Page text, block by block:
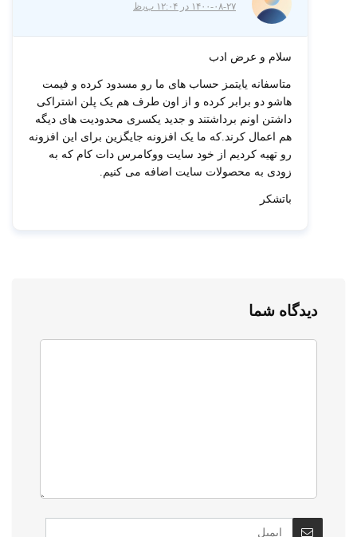
۱۴۰۰-۰۸-۲۷ در ۱۲:۰۴ ب٫ظ
سلام و عرض ادب
متاسفانه یایتمز حساب های ما رو مسدود کرده و فیمت
هاشو دو برابر کرده و از اون طرف هم یک پلن اشتراکی
داشتن اونم برداشتند و جدید یکسری محدودیت های دیگه
هم اعمال کرند.که ما یک افزونه جایگزین برای این افزونه
رو تهیه کردیم از خود سایت ووکامرس دات کام که به
زودی به محصولات سایت اضافه می کنیم.
باتشکر
دیدگاه شما